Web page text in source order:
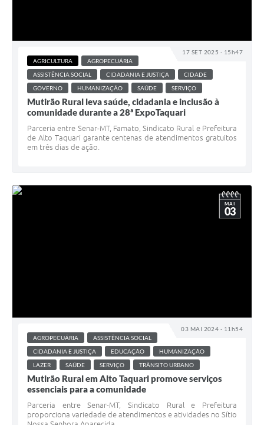
17 SET 2025 - 15h47
AGRICULTURA
AGROPECUÁRIA
ASSISTÊNCIA SOCIAL
CIDADANIA E JUSTIÇA
CIDADE
GOVERNO
HUMANIZAÇÃO SAÚDE SERVIÇO
Mutirão Rural leva saúde, cidadania e inclusão à
comunidade durante a 28ª ExpoTaquari
Parceria entre Senar-MT, Famato, Sindicato Rural e Prefeitura
de Alto Taquari garante centenas de atendimentos gratuitos
em três dias de ação.
03 MAI 2024 - 11h54
MAI
03
AGROPECUÁRIA
ASSISTÊNCIA SOCIAL
CIDADANIA E JUSTIÇA
EDUCAÇÃO
HUMANIZAÇÃO
LAZER
SAÚDE SERVIÇO TRÂNSITO URBANO
Mutirão Rural em Alto Taquari promove serviços
essenciais para a comunidade
Parceria entre Senar-MT, Sindicato Rural e Prefeitura
proporciona variedade de atendimentos e atividades no Sítio